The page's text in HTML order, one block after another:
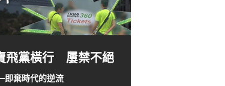
飛黨橫行 屢禁不絕
即棄時代的逆流